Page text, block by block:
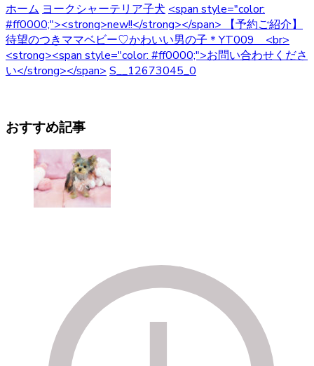
ホーム ヨークシャーテリア子犬 <span style="color:
#ff0000;"><strong>new!!</strong></span> 【予約ご紹介】
待望のつきママベビー♡かわいい男の子＊YT009 <br>
<strong><span style="color: #ff0000;">お問い合わせくださ
い</strong></span> S__12673045_0
おすすめ記事